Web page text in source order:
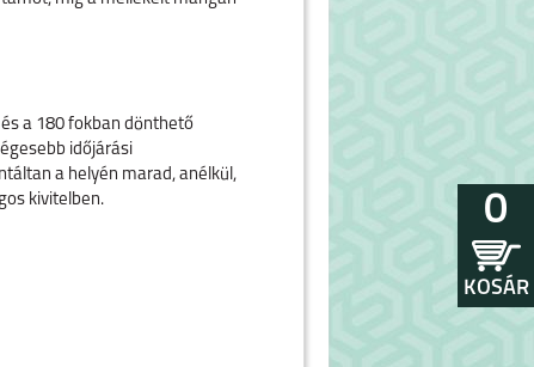
a 180 fokban dönthető
időjárási
a helyén marad, anélkül,
kivitelben.
0
KOSÁR